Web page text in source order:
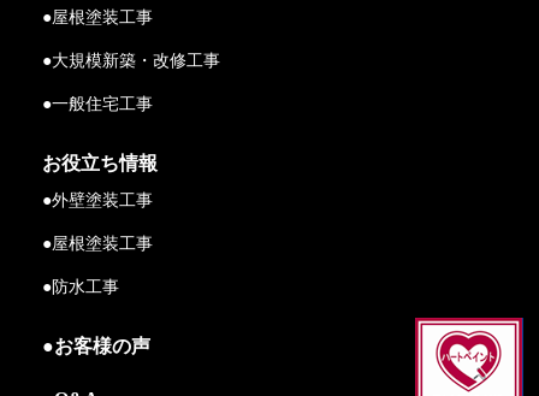
●屋根塗装工事
●大規模新築・改修工事
●一般住宅工事
お役立ち情報
●外壁塗装工事
●屋根塗装工事
●防水工事
●お客様の声